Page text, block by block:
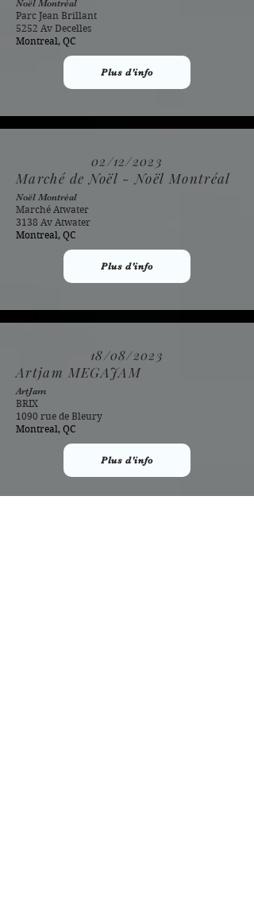
Noël Montréal
Parc Jean Brillant
5252 Av Decelles
Montreal, QC
Plus d'info
02/12/2023
Marché de Noël - Noël Montréal
Noël Montréal
Marché Atwater
3138 Av Atwater
Montreal, QC
Plus d'info
18/08/2023
Artjam MEGAJAM
ArtJam
BRIX
1090 rue de Bleury
Montreal, QC
Plus d'info